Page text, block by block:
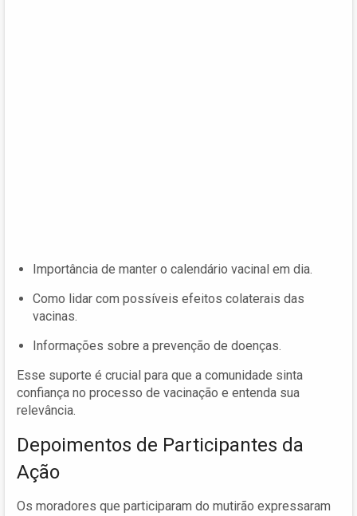
Importância de manter o calendário vacinal em dia.
Como lidar com possíveis efeitos colaterais das
vacinas.
Informações sobre a prevenção de doenças.
Esse suporte é crucial para que a comunidade sinta
confiança no processo de vacinação e entenda sua
relevância.
Depoimentos de Participantes da
Ação
Os moradores que participaram do mutirão expressaram